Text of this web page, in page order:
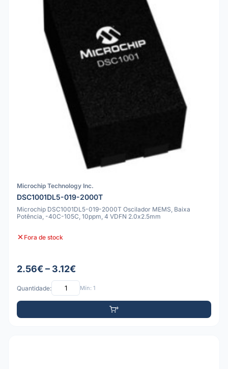
Microchip Technology Inc.
DSC1001DL5-019-2000T
Microchip DSC1001DL5-019-2000T Oscilador MEMS, Baixa
Potência, -40C-105C, 10ppm, 4 VDFN 2.0x2.5mm
Fora de stock
2.56€ – 3.12€
Quantidade: Mín: 1